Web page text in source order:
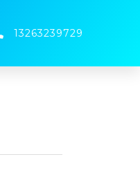
13263239729